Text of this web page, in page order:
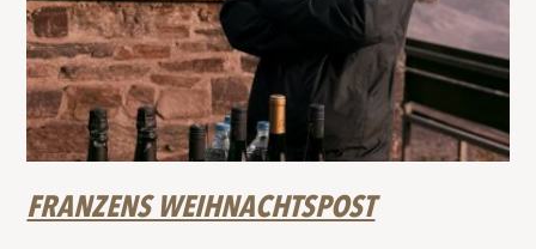
FRANZENS WEIHNACHTSPOST